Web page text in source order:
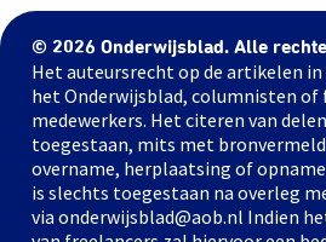
© 2026 Onderwijsblad. Alle
Het auteursrecht op de artikelen
het Onderwijsblad, columnisten of
medewerkers. Het citeren van
toegestaan, mits met
overname, herplaatsing of
is slechts toegestaan na overleg
via onderwijsblad@aob.nl Indien